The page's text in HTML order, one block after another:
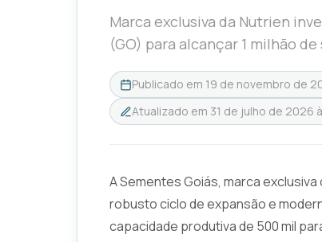
Marca exclusiva da Nutrien
(GO) para alcançar 1 milhão de
Publicado em 19 de novembro de
Atualizado em 31 de julho de 2026
A Sementes Goiás, marca
robusto ciclo de expansão e
capacidade produtiva de 500 mil